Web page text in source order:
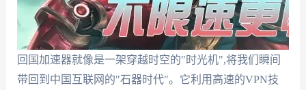
回国加速器就像是一架穿越时空的"时光机",将我们瞬间
带回到中国互联网的"石器时代"。它利用高速的VPN技